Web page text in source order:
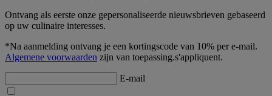
Ontvang als eerste onze gepersonaliseerde nieuwsbrieven gebaseerd
op uw culinaire interesses.
*Na aanmelding ontvang je een kortingscode van 10% per e-mail.
Algemene voorwaarden zijn van toepassing.s'appliquent.
E-mail